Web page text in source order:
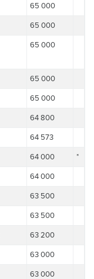
65 000
65 000
65 000
65 000
65 000
64 800
64 573
64 000 *
64 000
63 500
63 500
63 200
63 000
63 000